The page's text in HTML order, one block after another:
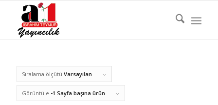
Sıralama ölçütü Varsayılan
Görüntüle -1 Sayfa başına ürün